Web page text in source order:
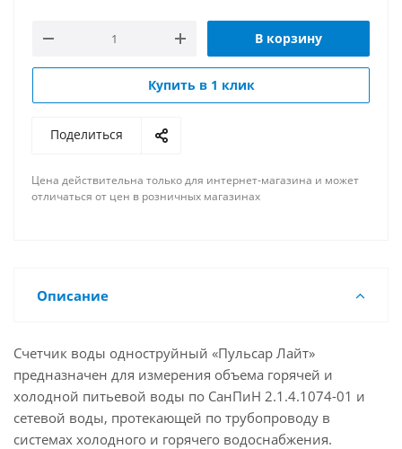
В корзину
Купить в 1 клик
Поделиться
Цена действительна только для интернет-магазина и может
отличаться от цен в розничных магазинах
Описание
Счетчик воды одноструйный «Пульсар Лайт»
предназначен для измерения объема горячей и
холодной питьевой воды по СанПиН 2.1.4.1074-01 и
сетевой воды, протекающей по трубопроводу в
системах холодного и горячего водоснабжения.